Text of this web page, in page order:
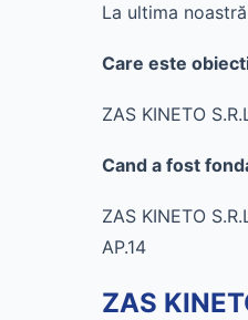
La ultima
Care este
ZAS KINETO
Cand a fost
ZAS KINETO
AP.14
ZAS